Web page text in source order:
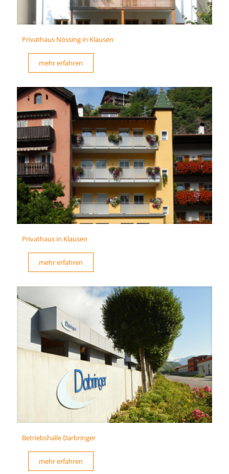
Privathaus Nössing in Klausen
mehr erfahren
Privathaus in Klausen
mehr erfahren
Betriebshalle Darbringer
mehr erfahren